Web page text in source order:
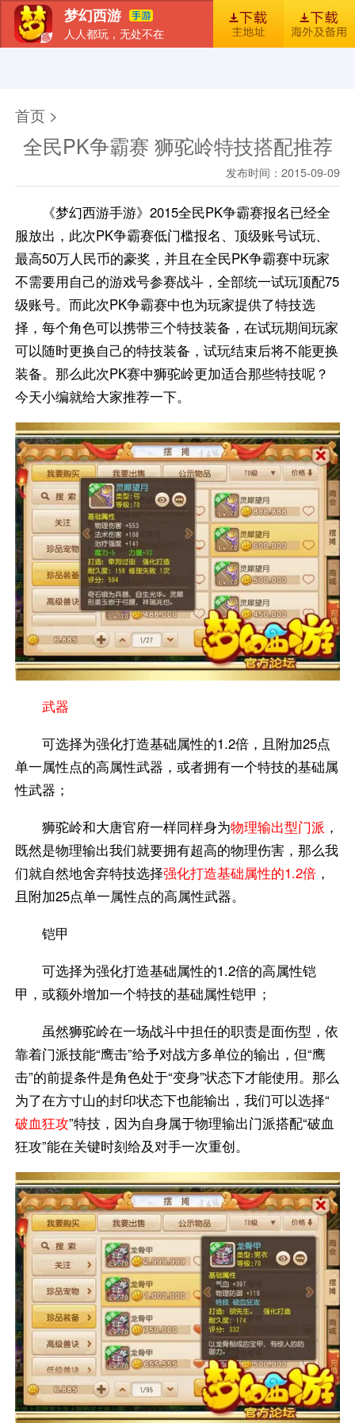
梦幻西游
人人都玩，无处不在
首页 >
全民PK争霸赛 狮驼岭特技搭配推荐
发布时间：2015-09-09
《梦幻西游手游》2015全民PK争霸赛报名已经全
服放出，此次PK争霸赛低门槛报名、顶级账号试玩、
最高50万人民币的豪奖，并且在全民PK争霸赛中玩家
不需要用自己的游戏号参赛战斗，全部统一试玩顶配75
级账号。而此次PK争霸赛中也为玩家提供了特技选
择，每个角色可以携带三个特技装备，在试玩期间玩家
可以随时更换自己的特技装备，试玩结束后将不能更换
装备。那么此次PK赛中狮驼岭更加适合那些特技呢？
今天小编就给大家推荐一下。
武器
可选择为强化打造基础属性的1.2倍，且附加25点
单一属性点的高属性武器，或者拥有一个特技的基础属
性武器；
狮驼岭和大唐官府一样同样身为物理输出型门派 ，
既然是物理输出我们就要拥有超高的物理伤害，那么我
们就自然地舍弃特技选择强化打造基础属性的1.2倍 ，
且附加25点单一属性点的高属性武器。
铠甲
可选择为强化打造基础属性的1.2倍的高属性铠
甲，或额外增加一个特技的基础属性铠甲；
虽然狮驼岭在一场战斗中担任的职责是面伤型，依
靠着门派技能“鹰击”给予对战方多单位的输出，但“鹰
击”的前提条件是角色处于“变身”状态下才能使用。那么
为了在方寸山的封印状态下也能输出，我们可以选择“
破血狂攻”特技，因为自身属于物理输出门派搭配“破血
狂攻”能在关键时刻给及对手一次重创。